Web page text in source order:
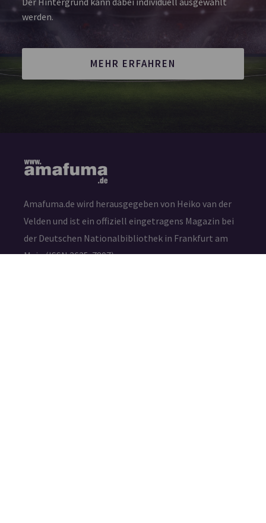
werden.
MEHR ERFAHREN
Amafuma.de wird herausgegeben von Heiko van der
Velden und ist ein offiziell eingetragens Magazin bei
der Deutschen Nationalbibliothek in Frankfurt am
Main (ISSN 2625-7807)